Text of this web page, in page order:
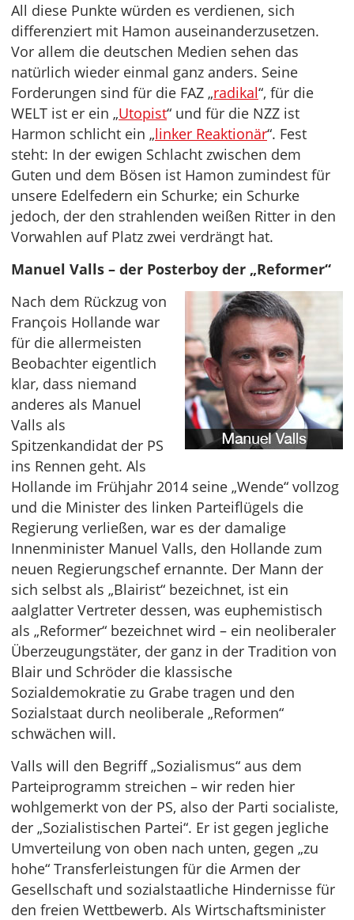
All diese Punkte würden es verdienen, sich
differenziert mit Hamon auseinanderzusetzen.
Vor allem die deutschen Medien sehen das
natürlich wieder einmal ganz anders. Seine
Forderungen sind für die FAZ „radikal“, für die
WELT ist er ein „Utopist“ und für die NZZ ist
Harmon schlicht ein „linker Reaktionär“. Fest
steht: In der ewigen Schlacht zwischen dem
Guten und dem Bösen ist Hamon zumindest für
unsere Edelfedern ein Schurke; ein Schurke
jedoch, der den strahlenden weißen Ritter in den
Vorwahlen auf Platz zwei verdrängt hat.
Manuel Valls – der Posterboy der „Reformer“
Nach dem Rückzug von
François Hollande war
für die allermeisten
Beobachter eigentlich
klar, dass niemand
anderes als Manuel
Valls als
Spitzenkandidat der PS
ins Rennen geht. Als
Hollande im Frühjahr 2014 seine „Wende“ vollzog
und die Minister des linken Parteiflügels die
Regierung verließen, war es der damalige
Innenminister Manuel Valls, den Hollande zum
neuen Regierungschef ernannte. Der Mann der
sich selbst als „Blairist“ bezeichnet, ist ein
aalglatter Vertreter dessen, was euphemistisch
als „Reformer“ bezeichnet wird – ein neoliberaler
Überzeugungstäter, der ganz in der Tradition von
Blair und Schröder die klassische
Sozialdemokratie zu Grabe tragen und den
Sozialstaat durch neoliberale „Reformen“
schwächen will.
Valls will den Begriff „Sozialismus“ aus dem
Parteiprogramm streichen – wir reden hier
wohlgemerkt von der PS, also der Parti socialiste,
der „Sozialistischen Partei“. Er ist gegen jegliche
Umverteilung von oben nach unten, gegen „zu
hohe“ Transferleistungen für die Armen der
Gesellschaft und sozialstaatliche Hindernisse für
den freien Wettbewerb. Als Wirtschaftsminister